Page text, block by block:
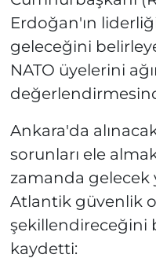
Erdoğan'ın
geleceğini
NATO üyelerini
Ankara'da
sorunları ele
zamanda gelecek
Atlantik güvenlik
şekillendireceğini
kaydetti: